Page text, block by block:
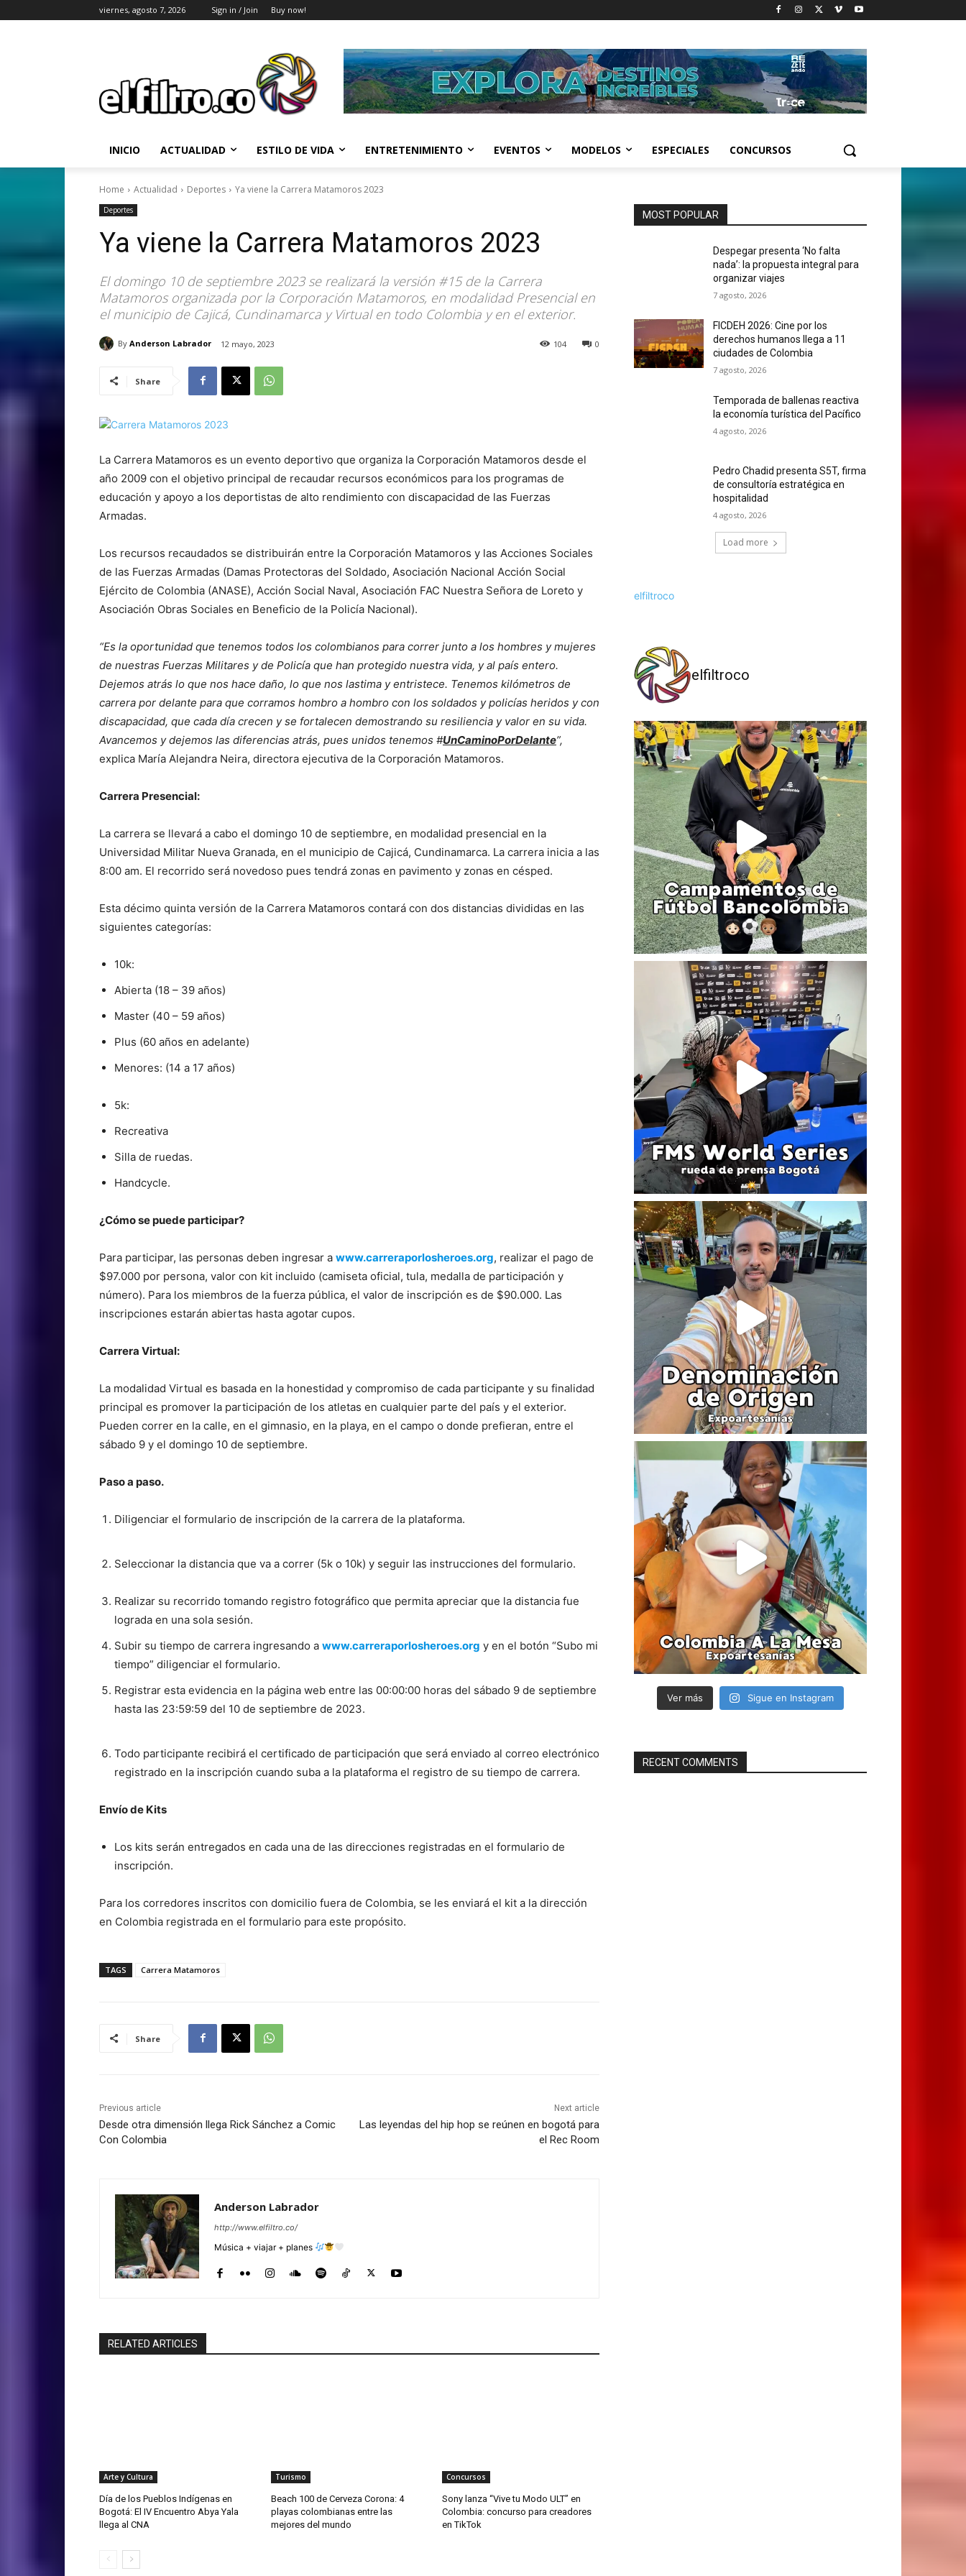
viernes, agosto 7, 2026 Sign in / Join Buy now!
INICIO ACTUALIDAD ESTILO DE VIDA ENTRETENIMIENTO EVENTOS MODELOS ESPECIALES CONCURSOS
Home Actualidad Deportes Ya viene la Carrera Matamoros 2023
Deportes
Ya viene la Carrera Matamoros 2023
El domingo 10 de septiembre 2023 se realizará la versión #15 de la Carrera
Matamoros organizada por la Corporación Matamoros, en modalidad Presencial en
el municipio de Cajicá, Cundinamarca y Virtual en todo Colombia y en el exterior.
By Anderson Labrador 12 mayo, 2023 0
104
Share
La Carrera Matamoros es un evento deportivo que organiza la Corporación Matamoros desde el
año 2009 con el objetivo principal de recaudar recursos económicos para los programas de
educación y apoyo a los deportistas de alto rendimiento con discapacidad de las Fuerzas
Armadas.
Los recursos recaudados se distribuirán entre la Corporación Matamoros y las Acciones Sociales
de las Fuerzas Armadas (Damas Protectoras del Soldado, Asociación Nacional Acción Social
Ejército de Colombia (ANASE), Acción Social Naval, Asociación FAC Nuestra Señora de Loreto y
Asociación Obras Sociales en Beneficio de la Policía Nacional).
“Es la oportunidad que tenemos todos los colombianos para correr junto a los hombres y mujeres
de nuestras Fuerzas Militares y de Policía que han protegido nuestra vida, y al país entero.
Dejemos atrás lo que nos hace daño, lo que nos lastima y entristece. Tenemos kilómetros de
carrera por delante para que corramos hombro a hombro con los soldados y policías heridos y con
discapacidad, que cada día crecen y se fortalecen demostrando su resiliencia y valor en su vida.
Avancemos y dejemos las diferencias atrás, pues unidos tenemos #UnCaminoPorDelante”,
explica María Alejandra Neira, directora ejecutiva de la Corporación Matamoros.
Carrera Presencial:
La carrera se llevará a cabo el domingo 10 de septiembre, en modalidad presencial en la
Universidad Militar Nueva Granada, en el municipio de Cajicá, Cundinamarca. La carrera inicia a las
8:00 am. El recorrido será novedoso pues tendrá zonas en pavimento y zonas en césped.
Esta décimo quinta versión de la Carrera Matamoros contará con dos distancias divididas en las
siguientes categorías:
10k:
Abierta (18 – 39 años)
Master (40 – 59 años)
Plus (60 años en adelante)
Menores: (14 a 17 años)
5k:
Recreativa
Silla de ruedas.
Handcycle.
¿Cómo se puede participar?
Para participar, las personas deben ingresar a www.carreraporlosheroes.org, realizar el pago de
$97.000 por persona, valor con kit incluido (camiseta oficial, tula, medalla de participación y
número). Para los miembros de la fuerza pública, el valor de inscripción es de $90.000. Las
inscripciones estarán abiertas hasta agotar cupos.
Carrera Virtual:
La modalidad Virtual es basada en la honestidad y compromiso de cada participante y su finalidad
principal es promover la participación de los atletas en cualquier parte del país y el exterior.
Pueden correr en la calle, en el gimnasio, en la playa, en el campo o donde prefieran, entre el
sábado 9 y el domingo 10 de septiembre.
Paso a paso.
Diligenciar el formulario de inscripción de la carrera de la plataforma.
Seleccionar la distancia que va a correr (5k o 10k) y seguir las instrucciones del formulario.
Realizar su recorrido tomando registro fotográfico que permita apreciar que la distancia fue
lograda en una sola sesión.
Subir su tiempo de carrera ingresando a www.carreraporlosheroes.org y en el botón “Subo mi
tiempo” diligenciar el formulario.
Registrar esta evidencia en la página web entre las 00:00:00 horas del sábado 9 de septiembre
hasta las 23:59:59 del 10 de septiembre de 2023.
Todo participante recibirá el certificado de participación que será enviado al correo electrónico
registrado en la inscripción cuando suba a la plataforma el registro de su tiempo de carrera.
Envío de Kits
Los kits serán entregados en cada una de las direcciones registradas en el formulario de
inscripción.
Para los corredores inscritos con domicilio fuera de Colombia, se les enviará el kit a la dirección
en Colombia registrada en el formulario para este propósito.
TAGS Carrera Matamoros
Share
Previous article
Desde otra dimensión llega Rick Sánchez a Comic
Con Colombia
Next article
Las leyendas del hip hop se reúnen en bogotá para
el Rec Room
Anderson Labrador
http://www.elfiltro.co/
Música + viajar + planes
RELATED ARTICLES
Arte y Cultura
Día de los Pueblos Indígenas en
Bogotá: El IV Encuentro Abya Yala
llega al CNA
Turismo
Beach 100 de Cerveza Corona: 4
playas colombianas entre las
mejores del mundo
Concursos
Sony lanza “Vive tu Modo ULT” en
Colombia: concurso para creadores
en TikTok
MOST POPULAR
Despegar presenta ‘No falta
nada’: la propuesta integral para
organizar viajes
7 agosto, 2026
FICDEH 2026: Cine por los
derechos humanos llega a 11
ciudades de Colombia
7 agosto, 2026
Temporada de ballenas reactiva
la economía turística del Pacífico
4 agosto, 2026
Pedro Chadid presenta S5T, firma
de consultoría estratégica en
hospitalidad
4 agosto, 2026
Load more
elfiltroco
elfiltroco
Ver más Sigue en Instagram
RECENT COMMENTS